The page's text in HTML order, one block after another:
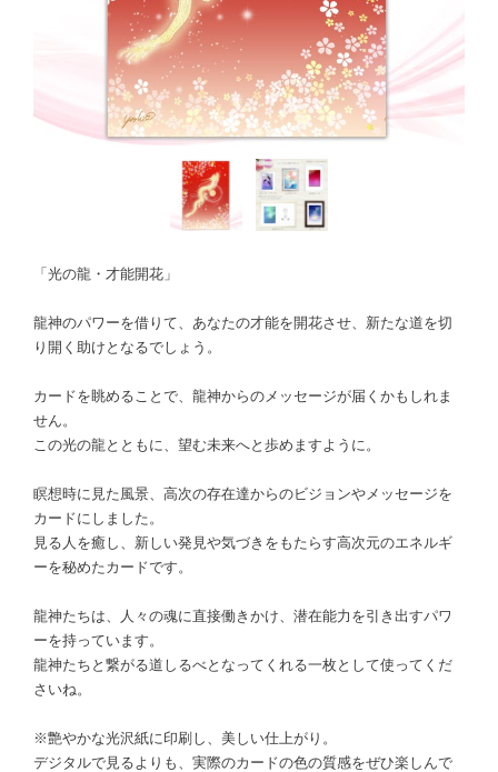
「光の龍・才能開花」
龍神のパワーを借りて、あなたの才能を開花させ、新たな道を切
り開く助けとなるでしょう。
カードを眺めることで、龍神からのメッセージが届くかもしれま
せん。
この光の龍とともに、望む未来へと歩めますように。
瞑想時に見た風景、高次の存在達からのビジョンやメッセージを
カードにしました。
見る人を癒し、新しい発見や気づきをもたらす高次元のエネルギ
ーを秘めたカードです。
龍神たちは、人々の魂に直接働きかけ、潜在能力を引き出すパワ
ーを持っています。
龍神たちと繋がる道しるべとなってくれる一枚として使ってくだ
さいね。
※艶やかな光沢紙に印刷し、美しい仕上がり。
デジタルで見るよりも、実際のカードの色の質感をぜひ楽しんで